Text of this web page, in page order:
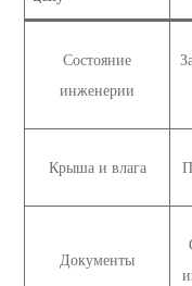
Состояние
инженерии
Крыша и влага
Документы